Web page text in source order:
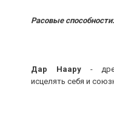
Расовые
Дар Наару-
исцелять себя и